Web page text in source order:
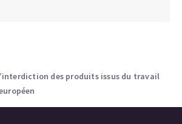
des produits issus du travail